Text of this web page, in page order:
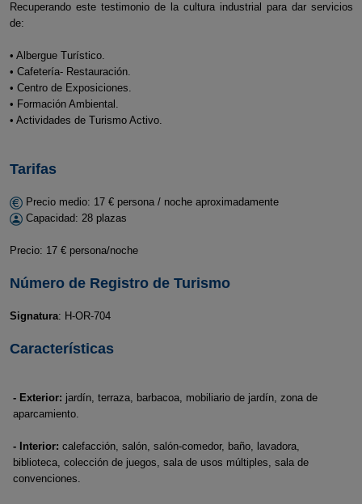
Recuperando este testimonio de la cultura industrial para dar servicios
de:
• Albergue Turístico.
• Cafetería- Restauración.
• Centro de Exposiciones.
• Formación Ambiental.
• Actividades de Turismo Activo.
Tarifas
Precio medio: 17 € persona / noche aproximadamente
Capacidad: 28 plazas
Precio: 17 € persona/noche
Número de Registro de Turismo
Signatura: H-OR-704
Características
- Exterior: jardín, terraza, barbacoa, mobiliario de jardín, zona de
aparcamiento.
- Interior: calefacción, salón, salón-comedor, baño, lavadora,
biblioteca, colección de juegos, sala de usos múltiples, sala de
convenciones.